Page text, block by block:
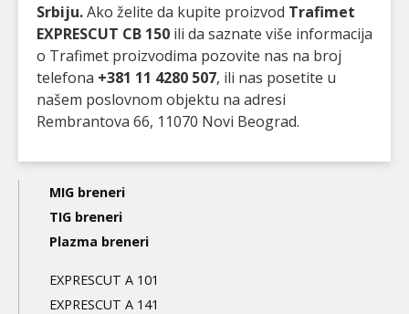
Srbiju.Ako želite da kupite proizvod Trafimet
EXPRESCUT CB 150 ili da saznate više informacija
o Trafimet proizvodima pozovite nas na broj
telefona +381 11 4280 507, ili nas posetite u
našem poslovnom objektu na adresi
Rembrantova 66, 11070 Novi Beograd.
Main
navigation
3nd
level
MIG breneri
TIG breneri
Plazma breneri
EXPRESCUT A 101
EXPRESCUT A 141